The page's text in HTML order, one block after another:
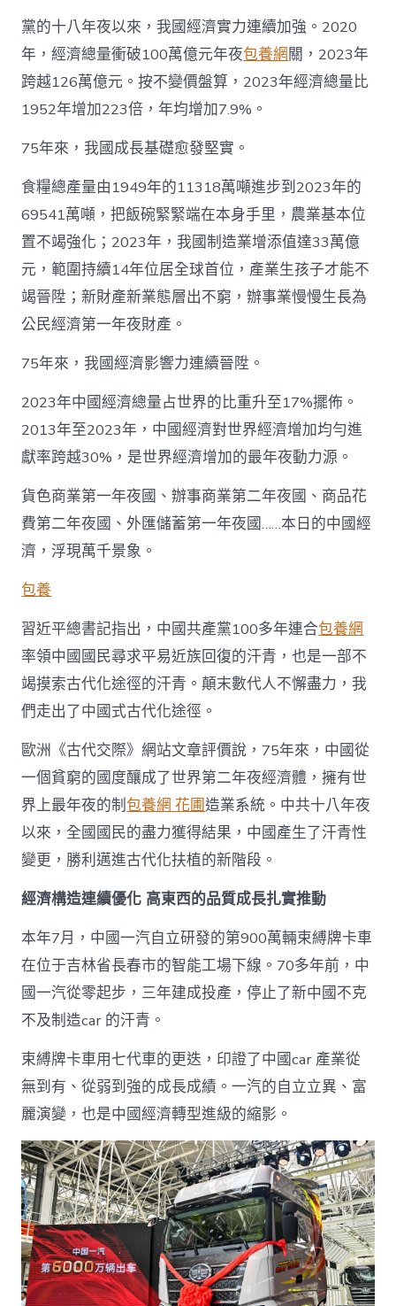
黨的十八年夜以來，我國經濟實力連續加強。2020
年，經濟總量衝破100萬億元年夜包養網關，2023年
跨越126萬億元。按不變價盤算，2023年經濟總量比
1952年增加223倍，年均增加7.9%。
75年來，我國成長基礎愈發堅實。
食糧總產量由1949年的11318萬噸進步到2023年的
69541萬噸，把飯碗緊緊端在本身手里，農業基本位
置不竭強化；2023年，我國制造業增添值達33萬億
元，範圍持續14年位居全球首位，產業生孩子才能不
竭晉陞；新財產新業態層出不窮，辦事業慢慢生長為
公民經濟第一年夜財產。
75年來，我國經濟影響力連續晉陞。
2023年中國經濟總量占世界的比重升至17%擺佈。
2013年至2023年，中國經濟對世界經濟增加均勻進
獻率跨越30%，是世界經濟增加的最年夜動力源。
貨色商業第一年夜國、辦事商業第二年夜國、商品花
費第二年夜國、外匯儲蓄第一年夜國……本日的中國經
濟，浮現萬千景象。
包養
習近平總書記指出，中國共產黨100多年連合包養網
率領中國國民尋求平易近族回復的汗青，也是一部不
竭摸索古代化途徑的汗青。顛末數代人不懈盡力，我
們走出了中國式古代化途徑。
歐洲《古代交際》網站文章評價說，75年來，中國從
一個貧窮的國度釀成了世界第二年夜經濟體，擁有世
界上最年夜的制包養網 花圃造業系統。中共十八年夜
以來，全國國民的盡力獲得結果，中國產生了汗青性
變更，勝利邁進古代化扶植的新階段。
經濟構造連續優化 高東西的品質成長扎實推動
本年7月，中國一汽自立研發的第900萬輛束縛牌卡車
在位于吉林省長春市的智能工場下線。70多年前，中
國一汽從零起步，三年建成投產，停止了新中國不克
不及制造car 的汗青。
束縛牌卡車用七代車的更迭，印證了中國car 產業從
無到有、從弱到強的成長成績。一汽的自立立異、富
麗演變，也是中國經濟轉型進級的縮影。